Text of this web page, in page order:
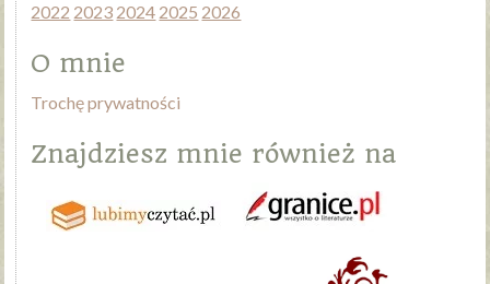
2022 2023 2024 2025 2026
O mnie
Trochę prywatności
Znajdziesz mnie również na